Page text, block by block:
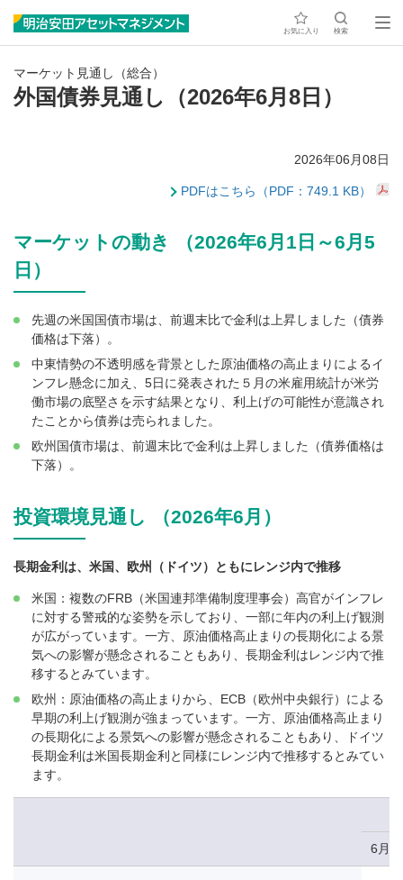
お気に入り 検索
マーケット見通し（総合）
外国債券見通し（2026年6月8日）
2026年06月08日
PDFはこちら（PDF：749.1 KB）
マーケットの動き （2026年6月1日～6月5
日）
先週の米国国債市場は、前週末比で金利は上昇しました（債券
価格は下落）。
中東情勢の不透明感を背景とした原油価格の高止まりによるイ
ンフレ懸念に加え、5日に発表された５月の米雇用統計が米労
働市場の底堅さを示す結果となり、利上げの可能性が意識され
たことから債券は売られました。
欧州国債市場は、前週末比で金利は上昇しました（債券価格は
下落）。
投資環境見通し （2026年6月）
長期金利は、米国、欧州（ドイツ）ともにレンジ内で推移
米国：複数のFRB（米国連邦準備制度理事会）高官がインフレ
に対する警戒的な姿勢を示しており、一部に年内の利上げ観測
が広がっています。一方、原油価格高止まりの長期化による景
気への影響が懸念されることもあり、長期金利はレンジ内で推
移するとみています。
欧州：原油価格の高止まりから、ECB（欧州中央銀行）による
早期の利上げ観測が強まっています。一方、原油価格高止まり
の長期化による景気への影響が懸念されることもあり、ドイツ
長期金利は米国長期金利と同様にレンジ内で推移するとみてい
ます。
6月5